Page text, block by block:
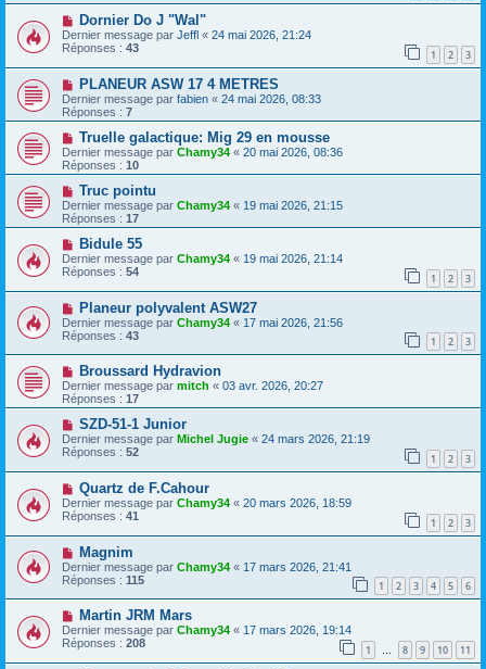
Dornier Do J "Wal"
Dernier message par Jeffl « 24 mai 2026, 21:24
Réponses : 43 1 2 3
PLANEUR ASW 17 4 METRES
Dernier message par fabien « 24 mai 2026, 08:33
Réponses : 7
Truelle galactique: Mig 29 en mousse
Dernier message par Chamy34 « 20 mai 2026, 08:36
Réponses : 10
Truc pointu
Dernier message par Chamy34 « 19 mai 2026, 21:15
Réponses : 17
Bidule 55
Dernier message par Chamy34 « 19 mai 2026, 21:14
Réponses : 54 1 2 3
Planeur polyvalent ASW27
Dernier message par Chamy34 « 17 mai 2026, 21:56
Réponses : 43 1 2 3
Broussard Hydravion
Dernier message par mitch « 03 avr. 2026, 20:27
Réponses : 17
SZD-51-1 Junior
Dernier message par Michel Jugie « 24 mars 2026, 21:19
Réponses : 52 1 2 3
Quartz de F.Cahour
Dernier message par Chamy34 « 20 mars 2026, 18:59
Réponses : 41 1 2 3
Magnim
Dernier message par Chamy34 « 17 mars 2026, 21:41
Réponses : 115 1 2 3 4 5 6
Martin JRM Mars
Dernier message par Chamy34 « 17 mars 2026, 19:14
Réponses : 208 1 … 8 9 10 11